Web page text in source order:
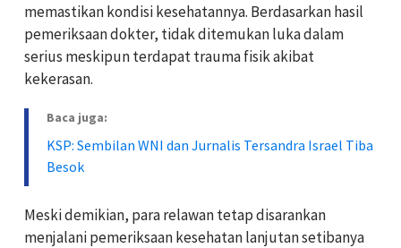
memastikan kondisi kesehatannya. Berdasarkan hasil
pemeriksaan dokter, tidak ditemukan luka dalam
serius meskipun terdapat trauma fisik akibat
kekerasan.
Baca juga:
KSP: Sembilan WNI dan Jurnalis Tersandra Israel Tiba
Besok
Meski demikian, para relawan tetap disarankan
menjalani pemeriksaan kesehatan lanjutan setibanya